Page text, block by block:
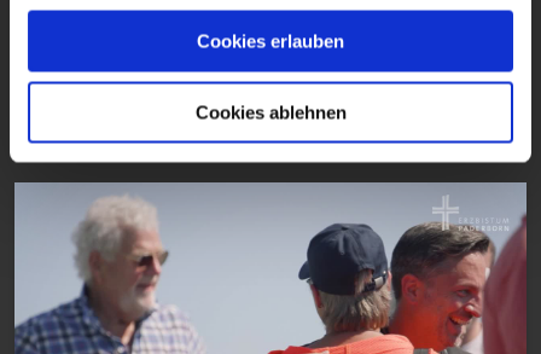
Cookies erlauben
Cookies ablehnen
mehr als das. Was Kirche alles sein kann,
zeigen wir hier bei LiboriTV aus dem
Erzbistum Paderborn.